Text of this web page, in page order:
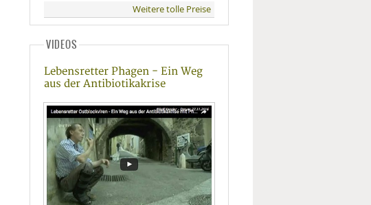
Weitere tolle Preise
VIDEOS
Lebensretter Phagen - Ein Weg
aus der Antibiotikakrise